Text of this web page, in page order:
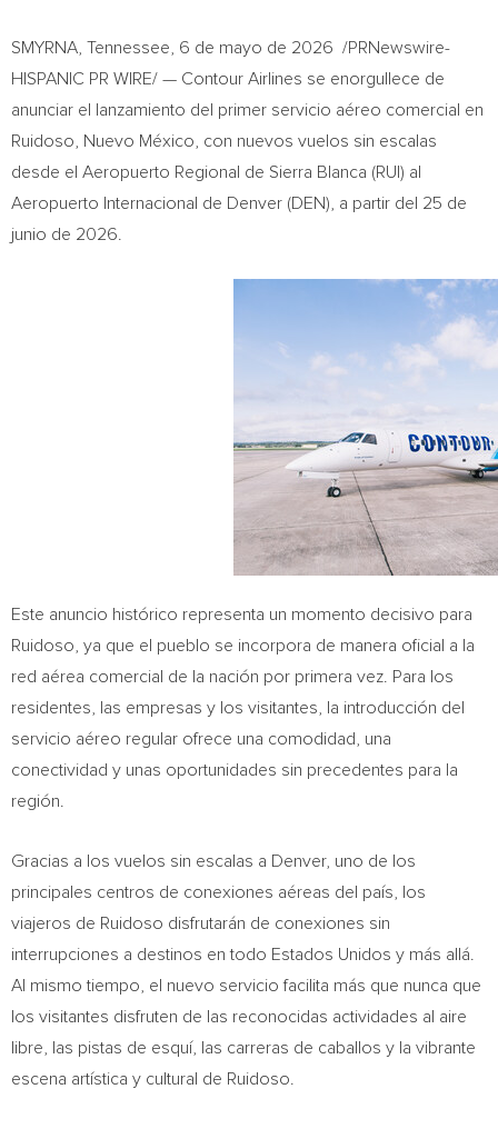
SMYRNA, Tennessee 6 de mayo de 2026 /PRNewswire-
HISPANIC PR WIRE/ — Contour Airlines se enorgullece de
anunciar el lanzamiento del primer servicio aéreo comercial en
Ruidoso, Nuevo México, con nuevos vuelos sin escalas
desde el Aeropuerto Regional de Sierra Blanca (RUI) al
Aeropuerto Internacional de Denver (DEN), a partir del 25 de
junio de 2026.
Este anuncio histórico representa un momento decisivo para
Ruidoso, ya que el pueblo se incorpora de manera oficial a la
red aérea comercial de la nación por primera vez. Para los
residentes, las empresas y los visitantes, la introducción del
servicio aéreo regular ofrece una comodidad, una
conectividad y unas oportunidades sin precedentes para la
región.
Gracias a los vuelos sin escalas a Denver, uno de los
principales centros de conexiones aéreas del país, los
viajeros de Ruidoso disfrutarán de conexiones sin
interrupciones a destinos en todo Estados Unidos y más allá.
Al mismo tiempo, el nuevo servicio facilita más que nunca que
los visitantes disfruten de las reconocidas actividades al aire
libre, las pistas de esquí, las carreras de caballos y la vibrante
escena artística y cultural de Ruidoso.